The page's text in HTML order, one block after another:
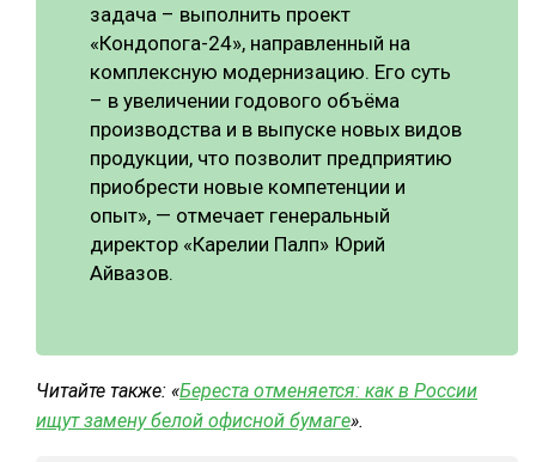
задача – выполнить проект
«Кондопога-24», направленный на
комплексную модернизацию. Его суть
– в увеличении годового объёма
производства и в выпуске новых видов
продукции, что позволит предприятию
приобрести новые компетенции и
опыт», — отмечает генеральный
директор «Карелии Палп» Юрий
Айвазов.
Читайте также: «Береста отменяется: как в России
ищут замену белой офисной бумаге».